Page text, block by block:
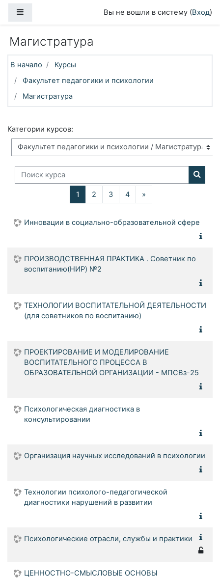
Вы не вошли в систему (Вход)
Магистратура
В начало
Курсы
Факультет педагогики и психологии
Магистратура
Категории курсов:
Поиск курса
Поиск
1 (текущая)
2 3 4 »Далее
Инновации в социально-образовательной сфере
ПРОИЗВОДСТВЕННАЯ ПРАКТИКА . Советник по
воспитанию(НИР) №2
ТЕХНОЛОГИИ ВОСПИТАТЕЛЬНОЙ ДЕЯТЕЛЬНОСТИ
(для советников по воспитанию)
ПРОЕКТИРОВАНИЕ И МОДЕЛИРОВАНИЕ
ВОСПИТАТЕЛЬНОГО ПРОЦЕССА В
ОБРАЗОВАТЕЛЬНОЙ ОРГАНИЗАЦИИ - МПСВз-25
Психологическая диагностика в
консультировании
Организация научных исследований в психологии
Технологии психолого-педагогической
диагностики нарушений в развитии
Психологические отрасли, службы и практики
ЦЕННОСТНО-СМЫСЛОВЫЕ ОСНОВЫ